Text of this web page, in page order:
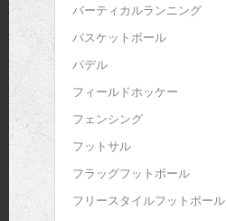
バーティカルランニング
バスケットボール
パデル
フィールドホッケー
フェンシング
フットサル
フラッグフットボール
フリースタイルフットボール